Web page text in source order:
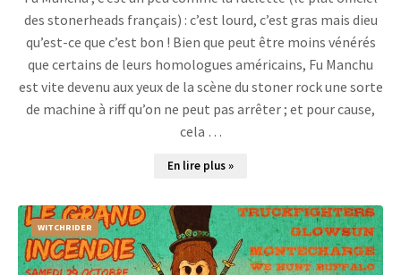
des stonerheads français) : c’est lourd, c’est gras mais dieu
qu’est-ce que c’est bon ! Bien que peut être moins vénérés
que certains de leurs homologues américains, Fu Manchu
est vite devenu aux yeux de la scène du stoner rock une sorte
de machine à riff qu’on ne peut pas arrêter ; et pour cause,
cela …
En lire plus »
WITCHRIDER